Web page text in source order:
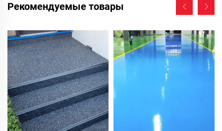
Рекомендуемые товары